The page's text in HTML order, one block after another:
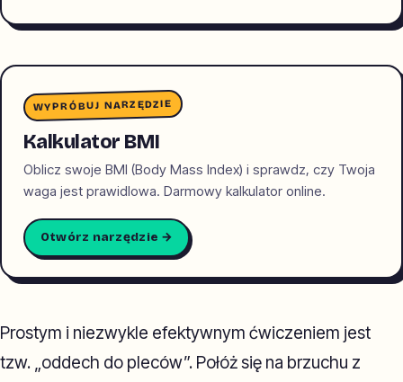
WYPRÓBUJ NARZĘDZIE
Kalkulator BMI
Oblicz swoje BMI (Body Mass Index) i sprawdz, czy Twoja
waga jest prawidlowa. Darmowy kalkulator online.
Otwórz narzędzie →
Prostym i niezwykle efektywnym ćwiczeniem jest
tzw. „oddech do pleców”. Połóż się na brzuchu z